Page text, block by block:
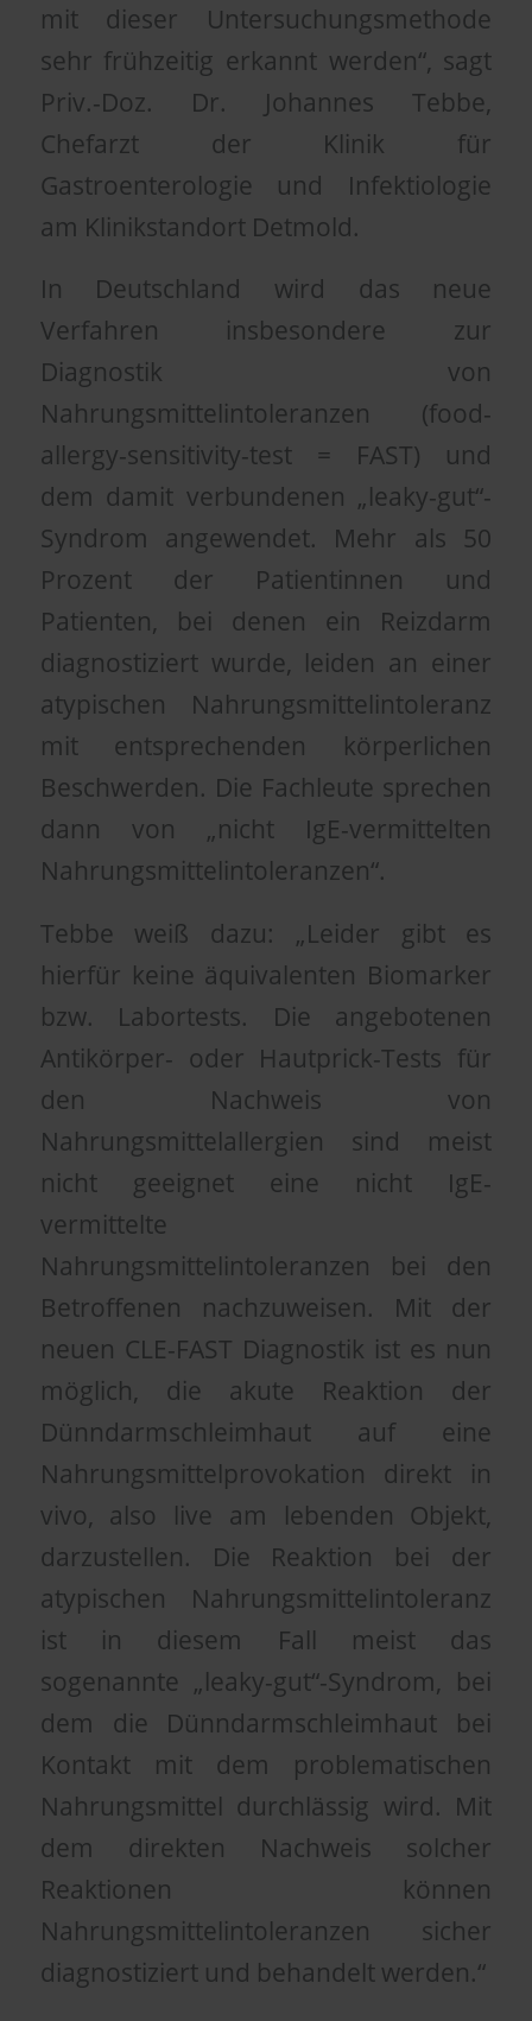
mit dieser Untersuchungsmethode
sehr frühzeitig erkannt werden“, sagt
Priv.-Doz. Dr. Johannes Tebbe,
Chefarzt der Klinik für
Gastroenterologie und Infektiologie
am Klinikstandort Detmold.
In Deutschland wird das neue
Verfahren insbesondere zur
Diagnostik von
Nahrungsmittelintoleranzen (food-
allergy-sensitivity-test = FAST) und
dem damit verbundenen „leaky-gut“-
Syndrom angewendet. Mehr als 50
Prozent der Patientinnen und
Patienten, bei denen ein Reizdarm
diagnostiziert wurde, leiden an einer
atypischen Nahrungsmittelintoleranz
mit entsprechenden körperlichen
Beschwerden. Die Fachleute sprechen
dann von „nicht IgE-vermittelten
Nahrungsmittelintoleranzen“.
Tebbe weiß dazu: „Leider gibt es
hierfür keine äquivalenten Biomarker
bzw. Labortests. Die angebotenen
Antikörper- oder Hautprick-Tests für
den Nachweis von
Nahrungsmittelallergien sind meist
nicht geeignet eine nicht IgE-
vermittelte
Nahrungsmittelintoleranzen bei den
Betroffenen nachzuweisen. Mit der
neuen CLE-FAST Diagnostik ist es nun
möglich, die akute Reaktion der
Dünndarmschleimhaut auf eine
Nahrungsmittelprovokation direkt in
vivo, also live am lebenden Objekt,
darzustellen. Die Reaktion bei der
atypischen Nahrungsmittelintoleranz
ist in diesem Fall meist das
sogenannte „leaky-gut“-Syndrom, bei
dem die Dünndarmschleimhaut bei
Kontakt mit dem problematischen
Nahrungsmittel durchlässig wird. Mit
dem direkten Nachweis solcher
Reaktionen können
Nahrungsmittelintoleranzen sicher
diagnostiziert und behandelt werden.“